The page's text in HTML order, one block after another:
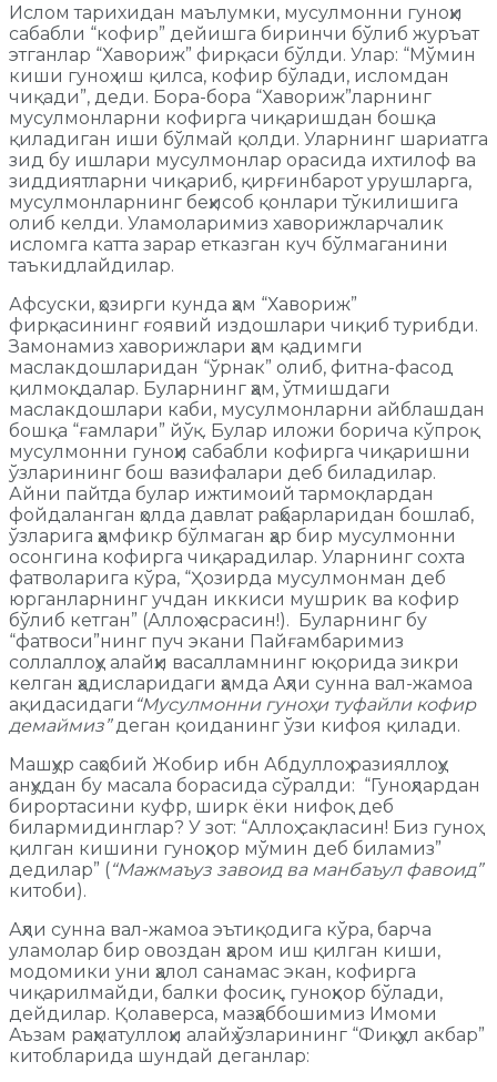
Ислом тарихидан маълумки, мусулмонни гуноҳи
сабабли “кофир” дейишга биринчи бўлиб журъат
этганлар “Хавориж” фирқаси бўлди. Улар: “Мўмин
киши гуноҳ иш қилса, кофир бўлади, исломдан
чиқади”, деди. Бора-бора “Хавориж”ларнинг
мусулмонларни кофирга чиқаришдан бошқа
қиладиган иши бўлмай қолди. Уларнинг шариатга
зид бу ишлари мусулмонлар орасида ихтилоф ва
зиддиятларни чиқариб, қирғинбарот урушларга,
мусулмонларнинг беҳисоб қонлари тўкилишига
олиб келди. Уламоларимиз хаворижларчалик
исломга катта зарар етказган куч бўлмаганини
таъкидлайдилар.
Афсуски, ҳозирги кунда ҳам “Хавориж”
фирқасининг ғоявий издошлари чиқиб турибди.
Замонамиз хаворижлари ҳам қадимги
маслакдошларидан “ўрнак” олиб, фитна-фасод
қилмоқдалар. Буларнинг ҳам, ўтмишдаги
маслакдошлари каби, мусулмонларни айблашдан
бошқа “ғамлари” йўқ. Булар иложи борича кўпроқ
мусулмонни гуноҳи сабабли кофирга чиқаришни
ўзларининг бош вазифалари деб биладилар.
Айни пайтда булар ижтимоий тармоқлардан
фойдаланган ҳолда давлат раҳбарларидан бошлаб,
ўзларига ҳамфикр бўлмаган ҳар бир мусулмонни
осонгина кофирга чиқарадилар. Уларнинг сохта
фатволарига кўра, “Ҳозирда мусулмонман деб
юрганларнинг учдан иккиси мушрик ва кофир
бўлиб кетган” (Аллоҳ асрасин!). Буларнинг бу
“фатвоси”нинг пуч экани Пайғамбаримиз
соллаллоҳу алайҳи васалламнинг юқорида зикри
келган ҳадисларидаги ҳамда Аҳли сунна вал-жамоа
ақидасидаги “Мусулмонни гуноҳи туфайли кофир
демаймиз”деган қоиданинг ўзи кифоя қилади.
Машҳур саҳобий Жобир ибн Абдуллоҳ разияллоҳу
анҳудан бу масала борасида сўралди: “Гуноҳлардан
бирортасини куфр, ширк ёки нифоқ деб
билармидинглар? У зот: “Аллоҳ сақласин! Биз гуноҳ
қилган кишини гуноҳкор мўмин деб биламиз”
дедилар” (“Мажмаъуз завоид ва манбаъул фавоид”
китоби).
Аҳли сунна вал-жамоа эътиқодига кўра, барча
уламолар бир овоздан ҳаром иш қилган киши,
модомики уни ҳалол санамас экан, кофирга
чиқарилмайди, балки фосиқ, гуноҳкор бўлади,
дейдилар. Қолаверса, мазҳаббошимиз Имоми
Аъзам раҳматуллоҳи алайҳ ўзларининг “Фиқҳул акбар”
китобларида шундай деганлар: